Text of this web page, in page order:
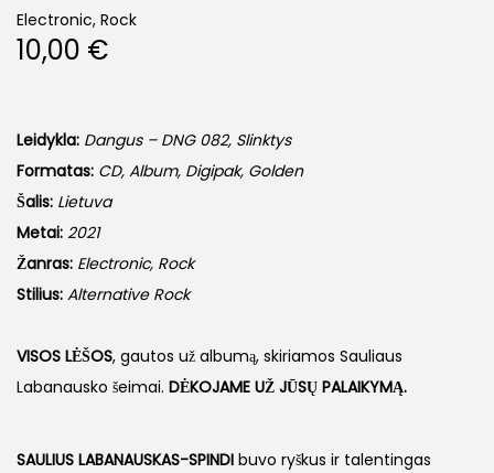
Electronic, Rock
10,00 €
Leidykla: Dangus – DNG 082, Slinktys
Formatas: CD, Album, Digipak, Golden
Šalis: Lietuva
Metai: 2021
Žanras: Electronic, Rock
Stilius: Alternative Rock
VISOS LĖŠOS, gautos už albumą, skiriamos Sauliaus
Labanausko šeimai. DĖKOJAME UŽ JŪSŲ PALAIKYMĄ.
SAULIUS LABANAUSKAS-SPINDI buvo ryškus ir talentingas